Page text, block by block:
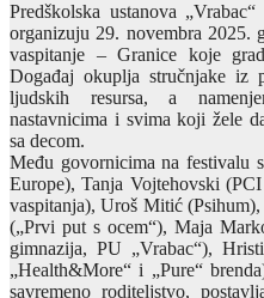
Predškolska ustanova
organizuju 29. novembra 2025.
vaspitanje – Granice koje
Događaj okuplja stručnjake iz
ljudskih resursa, a
nastavnicima i svima koji žele
sa decom.
Među govornicima na festivalu
Europe), Tanja Vojtehovski
vaspitanja), Uroš Mitić
(„Prvi put s ocem“), Maja
gimnazija, PU „Vrabac“),
„Health&More“ i „Pure“
savremeno roditeljstvo,